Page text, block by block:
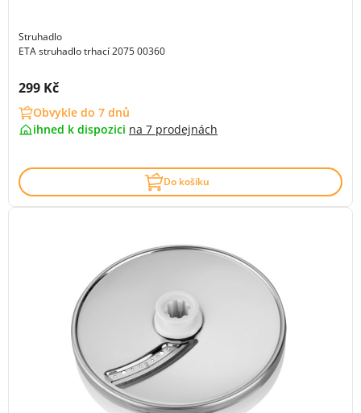
Struhadlo
ETA struhadlo trhací 2075 00360
Cena s DPH:
299 Kč
Obvykle do 7 dnů
ihned k dispozici na 7 prodejnách
Do košíku